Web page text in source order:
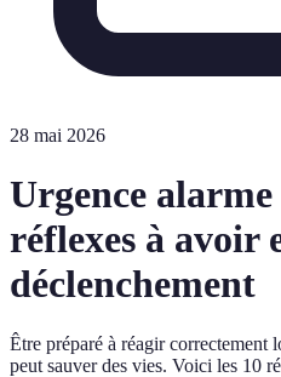
28 mai 2026
Urgence alarme
réflexes à avoir
déclenchement
Être préparé à réagir correctement
peut sauver des vies. Voici les 10